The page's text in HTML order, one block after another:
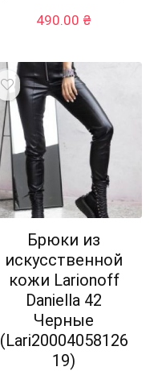
490.00 ₴
Брюки из
искусственной
кожи Larionoff
Daniella 42
Черные
(Lari20004058126
19)